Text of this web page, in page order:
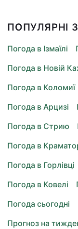
ПОПУЛЯРНІ
Погода в Ізмаїлі
Погода в Новій
Погода в Коломиї
Погода в Арцизі
Погода в Стрию
Погода в
Погода в Горлівці
Погода в Ковелі
Погода сьогодні
Прогноз на